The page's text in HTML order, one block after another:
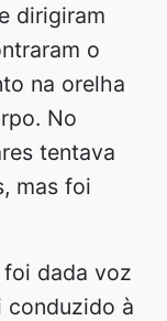
dirigiram
o
na orelha
No
tentava
mas foi
dada voz
conduzido à